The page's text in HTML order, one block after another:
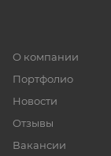
О компании
Портфолио
Новости
Отзывы
Вакансии